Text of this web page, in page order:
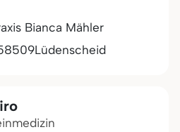
Bianca Mähler
Lüdenscheid